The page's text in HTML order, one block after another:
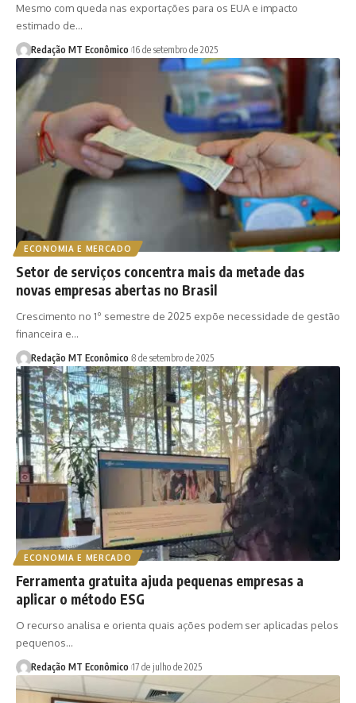
Mesmo com queda nas exportações para os EUA e impacto
estimado de…
Redação MT Econômico 16 de setembro de 2025
ECONOMIA E MERCADO
Setor de serviços concentra mais da metade das
novas empresas abertas no Brasil
Crescimento no 1º semestre de 2025 expõe necessidade de gestão
financeira e…
Redação MT Econômico 8 de setembro de 2025
ECONOMIA E MERCADO
Ferramenta gratuita ajuda pequenas empresas a
aplicar o método ESG
O recurso analisa e orienta quais ações podem ser aplicadas pelos
pequenos…
Redação MT Econômico 17 de julho de 2025